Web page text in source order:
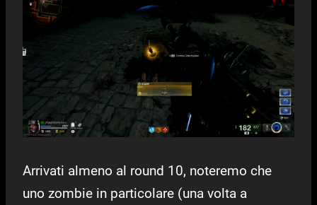
Arrivati almeno al round 10, noteremo che
uno zombie in particolare (una volta a